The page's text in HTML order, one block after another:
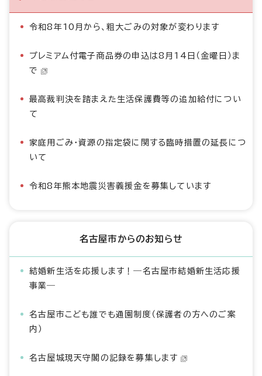
令和8年10月から、粗大ごみの対象が変わります
プレミアム付電子商品券の申込は8月14日（金曜日）ま
で
最高裁判決を踏まえた生活保護費等の追加給付につい
て
家庭用ごみ・資源の指定袋に関する臨時措置の延長につ
いて
令和8年熊本地震災害義援金を募集しています
名古屋市からのお知らせ
結婚新生活を応援します！―名古屋市結婚新生活応援
事業―
名古屋市こども誰でも通園制度（保護者の方へのご案
内）
名古屋城現天守閣の記録を募集します